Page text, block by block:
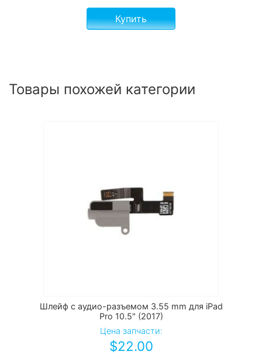
Купить
Товары похожей категории
Шлейф с аудио-разъемом 3.55 mm для iPad
Pro 10.5" (2017)
Цена запчасти:
$22.00